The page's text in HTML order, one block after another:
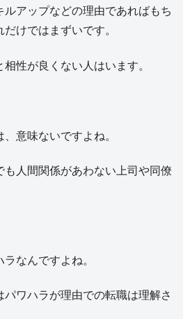
ルアップなどの理由であればもち
けではまずいです。
性が良くない人はいます。
意味ないですよね。
人間関係があわない上司や同僚
なんですよね。
パワハラが理由での転職は理解さ